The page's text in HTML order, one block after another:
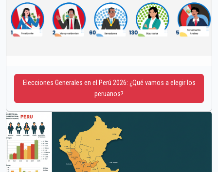
Elecciones Generales en el Perú 2026: ¿Qué vamos a elegir los
peruanos?